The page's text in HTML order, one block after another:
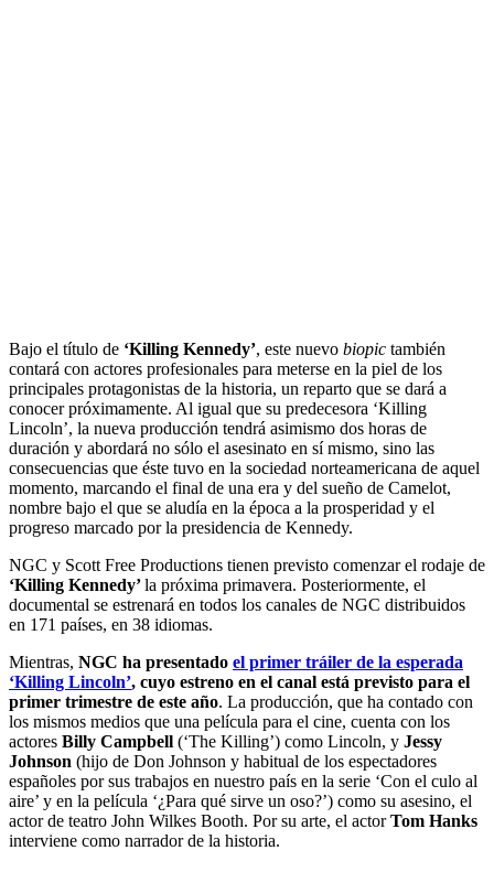
Bajo el título de ‘Killing Kennedy’, este nuevo biopic también
contará con actores profesionales para meterse en la piel de los
principales protagonistas de la historia, un reparto que se dará a
conocer próximamente. Al igual que su predecesora ‘Killing
Lincoln’, la nueva producción tendrá asimismo dos horas de
duración y abordará no sólo el asesinato en sí mismo, sino las
consecuencias que éste tuvo en la sociedad norteamericana de aquel
momento, marcando el final de una era y del sueño de Camelot,
nombre bajo el que se aludía en la época a la prosperidad y el
progreso marcado por la presidencia de Kennedy.
NGC y Scott Free Productions tienen previsto comenzar el rodaje de
‘Killing Kennedy’la próxima primavera. Posteriormente, el
documental se estrenará en todos los canales de NGC distribuidos
en 171 países, en 38 idiomas.
Mientras, NGC ha presentado el primer tráiler de la esperada
‘Killing Lincoln’, cuyo estreno en el canal está previsto para el
primer trimestre de este año. La producción, que ha contado con
los mismos medios que una película para el cine, cuenta con los
actores Billy Campbell (‘The Killing’) como Lincoln, y Jessy
Johnson (hijo de Don Johnson y habitual de los espectadores
españoles por sus trabajos en nuestro país en la serie ‘Con el culo al
aire’ y en la película ‘¿Para qué sirve un oso?’) como su asesino, el
actor de teatro John Wilkes Booth. Por su arte, el actorTom Hanks
interviene como narrador de la historia.